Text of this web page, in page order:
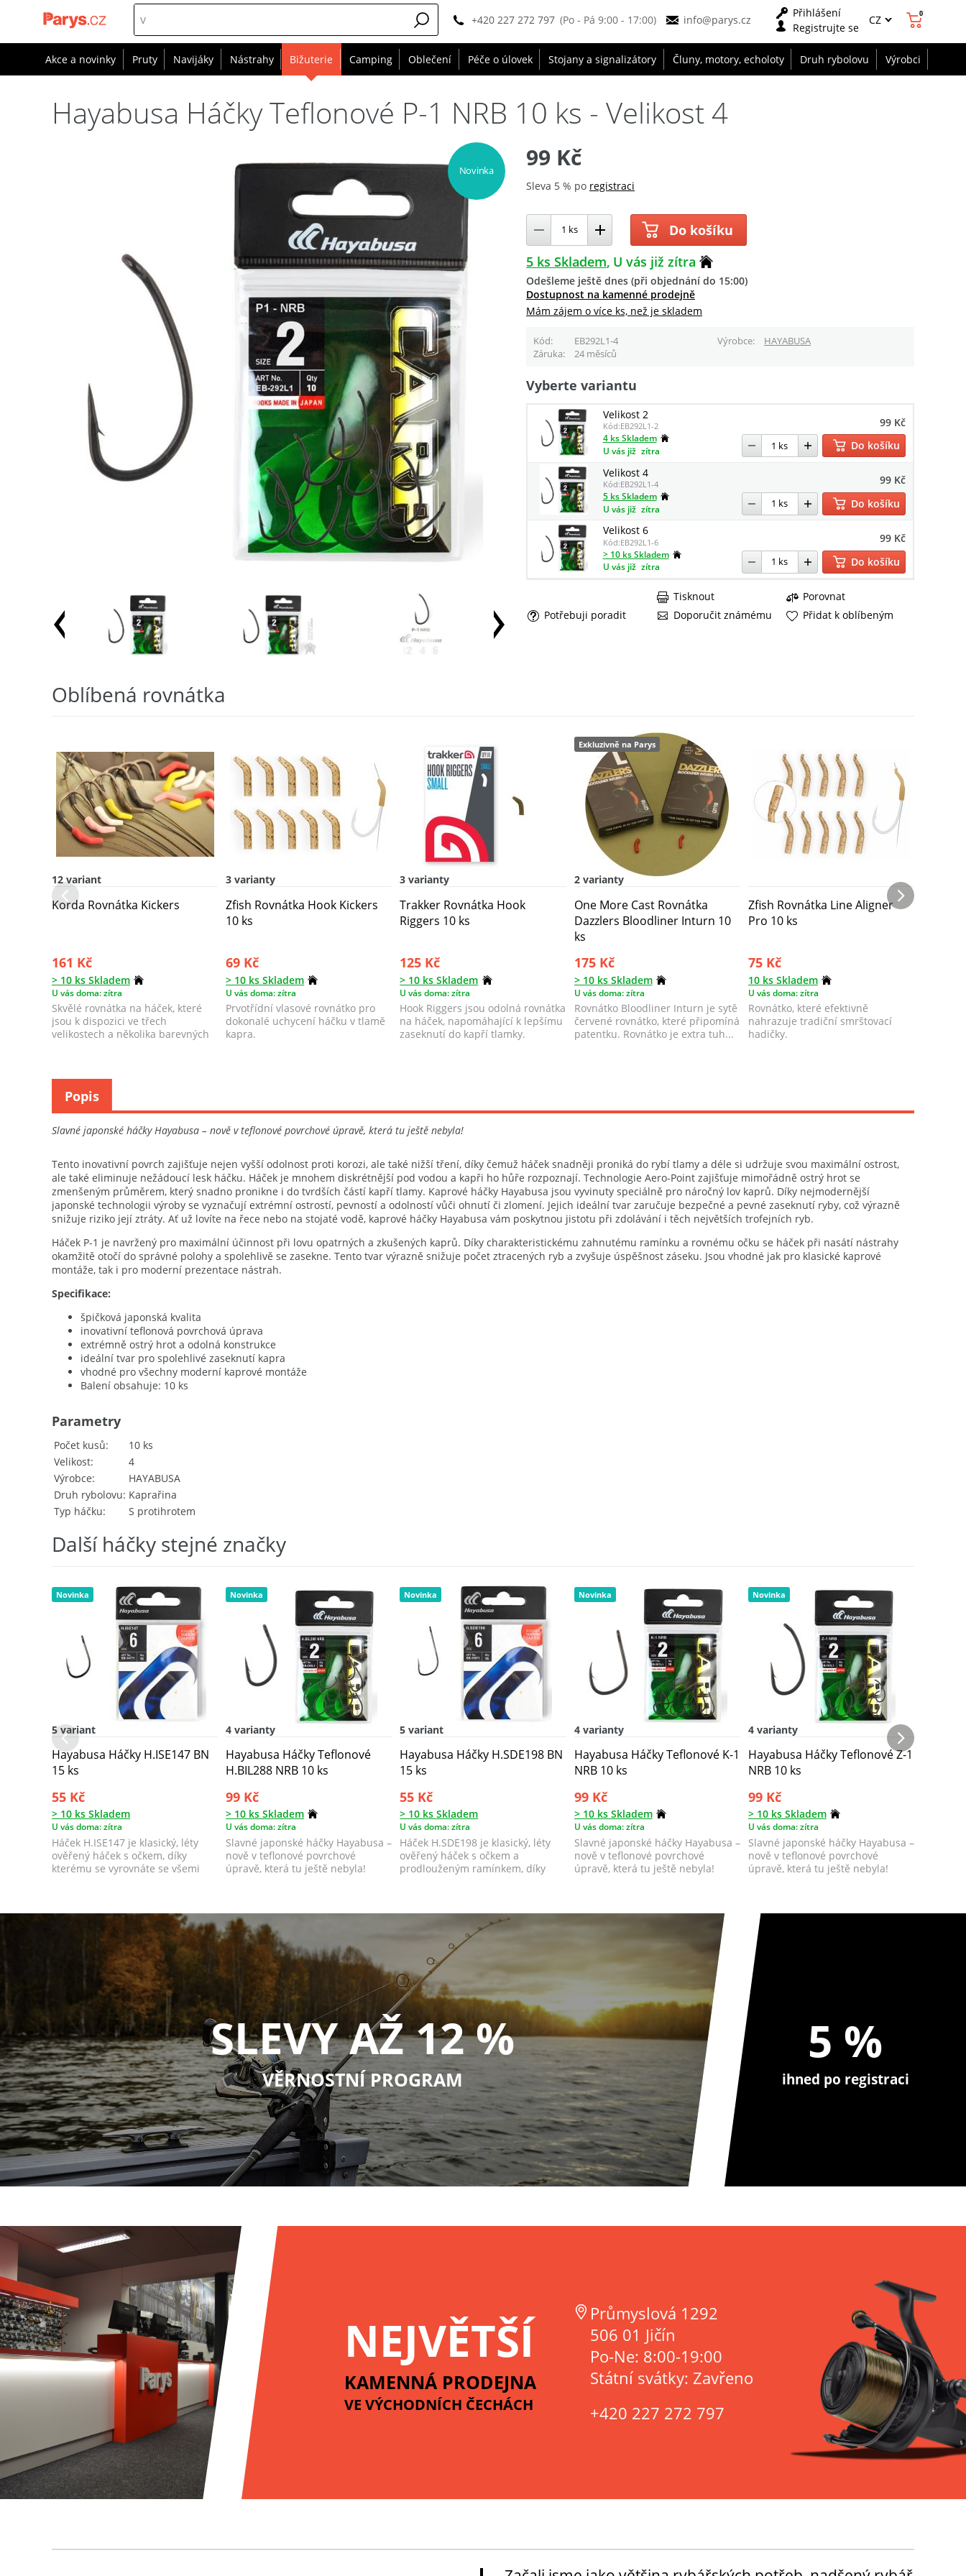
+420 227 272 797 (Po - Pá 9:00 - 17:00) info@parys.cz
Přihlášení
Registrujte se
CZ 0
Akce a novinky Pruty Navijáky Nástrahy Bižuterie Camping Oblečení Péče o úlovek Stojany a signalizátory Čluny, motory, echoloty Druh rybolovu Výrobci
Hayabusa Háčky Teflonové P-1 NRB 10 ks - Velikost 4
Novinka 99 Kč
Sleva 5 % po registraci
Do košíku
5 ks Skladem U vás již zítra
Odešleme ještě dnes (při objednání do 15:00)
Dostupnost na kamenné prodejně
Mám zájem o více ks, než je skladem
Kód EB292L1-4 Výrobce
HAYABUSA
Záruka
24 měsíců
Vyberte variantu
Velikost 2
Kód:EB292L1-2 99 Kč
4 ks Skladem
U vás již zítra
Do košíku
Velikost 4
Kód:EB292L1-4 99 Kč
5 ks Skladem
U vás již zítra
Do košíku
Velikost 6
Kód:EB292L1-6 99 Kč
> 10 ks Skladem
U vás již zítra Do košíku
Porovnat
Potřebuji poradit
Doporučit známému
Tisknout
Přidat k oblíbeným
Oblíbená rovnátka
12 variant
Korda Rovnátka Kickers
161 Kč
> 10 ks Skladem
U vás doma: zítra
Skvělé rovnátka na háček, které
jsou k dispozici ve třech
velikostech a několika barevných
3 varianty
Zfish Rovnátka Hook Kickers
10 ks
69 Kč
> 10 ks Skladem
U vás doma: zítra
Prvotřídní vlasové rovnátko pro
dokonalé uchycení háčku v tlamě
kapra.
3 varianty
Trakker Rovnátka Hook
Riggers 10 ks
125 Kč
> 10 ks Skladem
U vás doma: zítra
Hook Riggers jsou odolná rovnátka
na háček, napomáhající k lepšímu
zaseknutí do kapří tlamky.
Exkluzivně na Parys
2 varianty
One More Cast Rovnátka
Dazzlers Bloodliner Inturn 10
ks
175 Kč
> 10 ks Skladem
U vás doma: zítra
Rovnátko Bloodliner Inturn je sytě
červené rovnátko, které připomíná
patentku. Rovnátko je extra tuh...
Zfish Rovnátka Line Aligner
Pro 10 ks
75 Kč
10 ks Skladem
U vás doma: zítra
Rovnátko, které efektivně
nahrazuje tradiční smrštovací
hadičky.
Slavné japonské háčky Hayabusa – nově v teflonové povrchové úpravě, která tu ještě nebyla!
Tento inovativní povrch zajišťuje nejen vyšší odolnost proti korozi, ale také nižší tření, díky čemuž háček snadněji proniká do rybí tlamy a déle si udržuje svou maximální ostrost,
ale také eliminuje nežádoucí lesk háčku. Háček je mnohem diskrétnější pod vodou a kapři ho hůře rozpoznají. Technologie Aero-Point zajišťuje mimořádně ostrý hrot se
zmenšeným průměrem, který snadno pronikne i do tvrdších částí kapří tlamy. Kaprové háčky Hayabusa jsou vyvinuty speciálně pro náročný lov kaprů. Díky nejmodernější
japonské technologii výroby se vyznačují extrémní ostrostí, pevností a odolností vůči ohnutí či zlomení. Jejich ideální tvar zaručuje bezpečné a pevné zaseknutí ryby, což výrazně
snižuje riziko její ztráty. Ať už lovíte na řece nebo na stojaté vodě, kaprové háčky Hayabusa vám poskytnou jistotu při zdolávání i těch největších trofejních ryb.
Háček P-1 je navržený pro maximální účinnost při lovu opatrných a zkušených kaprů. Díky charakteristickému zahnutému ramínku a rovnému očku se háček při nasátí nástrahy
okamžitě otočí do správné polohy a spolehlivě se zasekne. Tento tvar výrazně snižuje počet ztracených ryb a zvyšuje úspěšnost záseku. Jsou vhodné jak pro klasické kaprové
montáže, tak i pro moderní prezentace nástrah.
Specifikace:
špičková japonská kvalita
inovativní teflonová povrchová úprava
extrémně ostrý hrot a odolná konstrukce
ideální tvar pro spolehlivé zaseknutí kapra
vhodné pro všechny moderní kaprové montáže
Balení obsahuje: 10 ks
Počet kusů
10 ks
Velikost
4
Výrobce
HAYABUSA
Druh rybolovu Kaprařina
Typ háčku
S protihrotem
Parametry
Popis
Další háčky stejné značky
Novinka
5 variant
Hayabusa Háčky H.ISE147 BN
15 ks
55 Kč
> 10 ks Skladem
U vás doma: zítra
Háček H.ISE147 je klasický, léty
ověřený háček s očkem, díky
kterému se vyrovnáte se všemi
Novinka
4 varianty
Hayabusa Háčky Teflonové
H.BIL288 NRB 10 ks
99 Kč
> 10 ks Skladem
U vás doma: zítra
Slavné japonské háčky Hayabusa –
nově v teflonové povrchové
úpravě, která tu ještě nebyla!
Novinka
5 variant
Hayabusa Háčky H.SDE198 BN
15 ks
55 Kč
> 10 ks Skladem
U vás doma: zítra
Háček H.SDE198 je klasický, léty
ověřený háček s očkem a
prodlouženým ramínkem, díky
Novinka
4 varianty
Hayabusa Háčky Teflonové K-1
NRB 10 ks
99 Kč
> 10 ks Skladem
U vás doma: zítra
Slavné japonské háčky Hayabusa –
nově v teflonové povrchové
úpravě, která tu ještě nebyla!
Novinka
4 varianty
Hayabusa Háčky Teflonové Z-1
NRB 10 ks
99 Kč
> 10 ks Skladem
U vás doma: zítra
Slavné japonské háčky Hayabusa –
nově v teflonové povrchové
úpravě, která tu ještě nebyla!
SLEVY AŽ 12 %
VĚRNOSTNÍ PROGRAM
5 %
ihned po registraci
NEJVĚTŠÍ
KAMENNÁ PRODEJNA
VE VÝCHODNÍCH ČECHÁCH
Průmyslová 1292
506 01 Jičín
Po-Ne: 8:00-19:00
Státní svátky: Zavřeno
+420 227 272 797